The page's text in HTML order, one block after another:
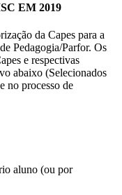
EM 2019
da Capes para a
Pedagogia/Parfor. Os
e respectivas
abaixo (Selecionados
no processo de
aluno (ou por